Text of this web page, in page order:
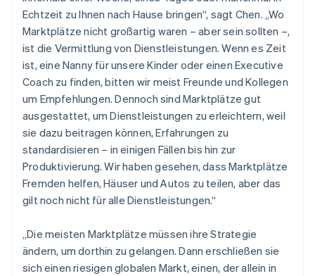
Echtzeit zu Ihnen nach Hause bringen“, sagt Chen. „Wo
Marktplätze nicht großartig waren – aber sein sollten –,
ist die Vermittlung von Dienstleistungen. Wenn es Zeit
ist, eine Nanny für unsere Kinder oder einen Executive
Coach zu finden, bitten wir meist Freunde und Kollegen
um Empfehlungen. Dennoch sind Marktplätze gut
ausgestattet, um Dienstleistungen zu erleichtern, weil
sie dazu beitragen können, Erfahrungen zu
standardisieren – in einigen Fällen bis hin zur
Produktivierung. Wir haben gesehen, dass Marktplätze
Fremden helfen, Häuser und Autos zu teilen, aber das
gilt noch nicht für alle Dienstleistungen.“
„Die meisten Marktplätze müssen ihre Strategie
ändern, um dorthin zu gelangen. Dann erschließen sie
sich einen riesigen globalen Markt, einen, der allein in